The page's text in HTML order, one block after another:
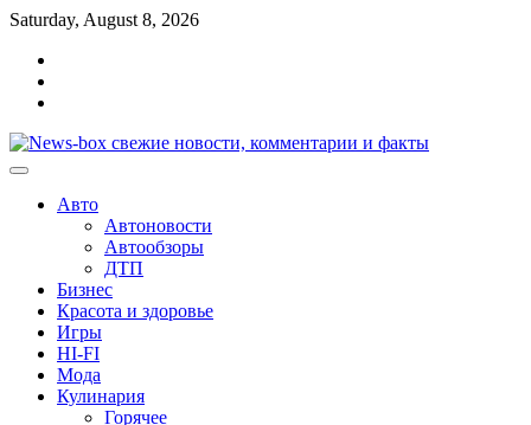
Перейти
содержимому
Saturday, August 8, 2026
Авто
Автоновости
Автообзоры
ДТП
Бизнес
Красота и здоровье
Игры
HI-FI
Мода
Кулинария
Горячее